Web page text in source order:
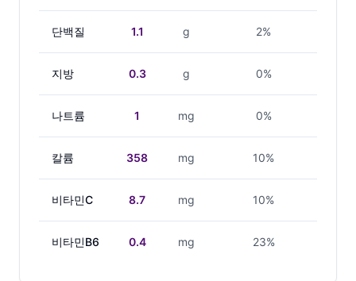
단백질 1.1 g 2%
지방 0.3 g 0%
나트륨 1 mg 0%
칼륨 358 mg 10%
비타민C 8.7 mg 10%
비타민B6 0.4 mg 23%